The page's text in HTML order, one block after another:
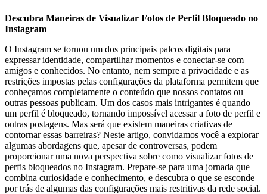
Descubra Maneiras⁤ de Visualizar⁢ Fotos de ⁢Perfil Bloqueado no
Instagram
O Instagram se tornou um dos ⁣principais ‌palcos digitais para
expressar identidade, compartilhar ​momentos ⁤e conectar-se com⁣
amigos‍ e conhecidos. No entanto, nem⁣ sempre ​a⁢ privacidade⁤ e as
restrições impostas‌ pelas configurações da plataforma‌ permitem que
conheçamos completamente o conteúdo⁤ que​ nossos ⁣contatos ou⁢
outras ⁢pessoas‍ publicam. ‌Um dos casos mais intrigantes é ⁢quando
um perfil é bloqueado, ‍tornando impossível acessar ​a foto de perfil e
outras postagens. ⁢Mas será⁢ que⁤ existem maneiras criativas de
contornar ​essas barreiras? Neste ​artigo, convidamos você a⁣ explorar
algumas abordagens que, apesar de controversas, podem
proporcionar uma nova perspectiva sobre‌ como visualizar fotos de
perfis bloqueados‍ no ‍Instagram. Prepare-se para ⁢uma jornada que
combina ‌curiosidade e conhecimento, e descubra o​ que se⁢ esconde
por trás de algumas das configurações ⁣mais restritivas da rede social.